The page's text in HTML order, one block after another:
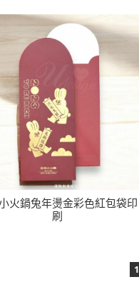
火鍋兔年燙金彩色紅包袋印
刷
1